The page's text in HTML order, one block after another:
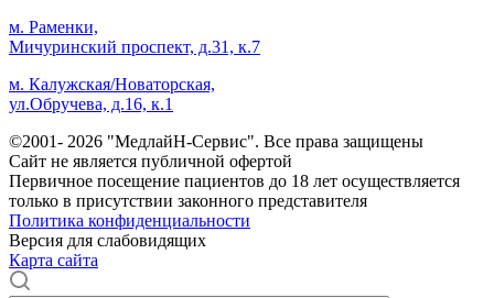
м. Раменки,
Мичуринский проспект, д.31, к.7
м. Калужская/Новаторская,
ул.Обручева, д.16, к.1
©2001- 2026 "МедлайН-Сервис". Все права защищены
Сайт не является публичной офертой
Первичное посещение пациентов до 18 лет осуществляется
только в присутствии законного представителя
Политика конфиденциальности
Версия для слабовидящих
Карта сайта